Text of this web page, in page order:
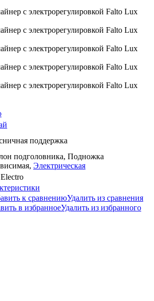
поддержка
подголовника, Подножка
Электрическая
к сравнениюУдалить из сравнения
в избранноеУдалить из избранного